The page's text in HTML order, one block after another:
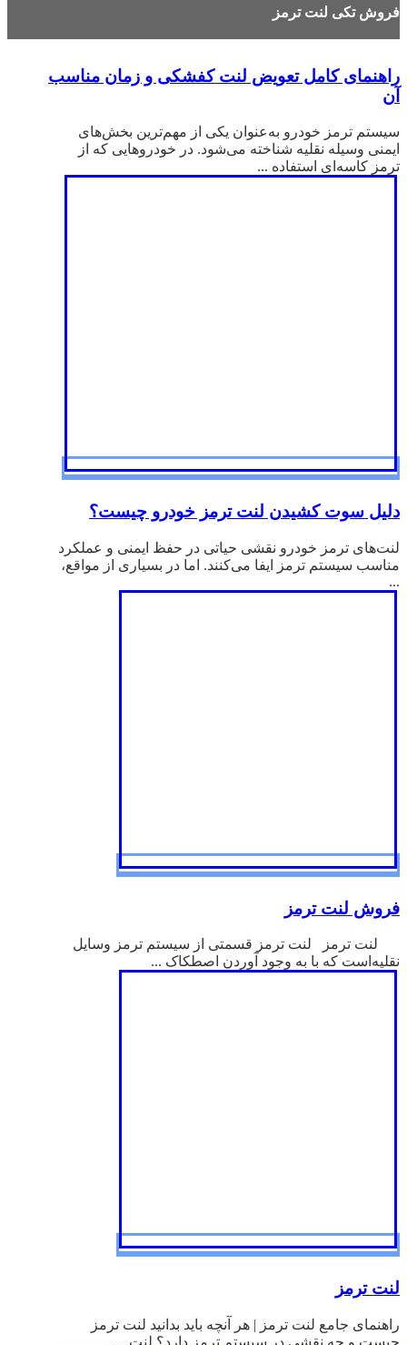
فروش تکی لنت ترمز
راهنمای کامل تعویض لنت کفشکی و زمان مناسب
آن
سیستم ترمز خودرو به‌عنوان یکی از مهم‌ترین بخش‌های
ایمنی وسیله نقلیه شناخته می‌شود. در خودروهایی که از
ترمز کاسه‌ای استفاده ...
دلیل سوت کشیدن لنت ترمز خودرو چیست؟
لنت‌های ترمز خودرو نقشی حیاتی در حفظ ایمنی و عملکرد
مناسب سیستم ترمز ایفا می‌کنند. اما در بسیاری از مواقع،
...
فروش لنت ترمز
لنت ترمز لنت ترمز قسمتی از سیستم ترمز وسایل
نقلیه‌است که با به وجود آوردن اصطکاک ...
لنت ترمز
راهنمای جامع لنت ترمز | هر آنچه باید بدانید لنت ترمز
چیست و چه نقشی در سیستم ترمز دارد؟ لنت ...